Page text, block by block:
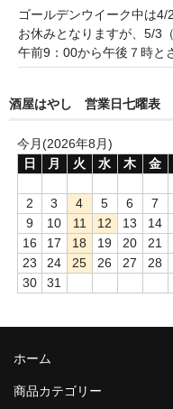
諏訪泉 諏訪酒造（鳥
✚旭日 旭日酒造（島根
本 格 焼 酎
小鹿 小鹿酒造（鹿児
明るい農村 霧島町蒸
鶴見 大石酒造（鹿児
France/ﾌﾗﾝｽ
ゴールデンウイーク中は
お休みとなりますが、5/3
午前9：00から午後７時と
酒屋はやし 営業日七曜表
今月(2026年8月)
日
月 火 水 木 金
2
3 4 5 6 7
9
10 11 12 13 14
16
17 18 19 20 21
23
24 25 26 27 28
30
31
ホーム
商品カテゴリー